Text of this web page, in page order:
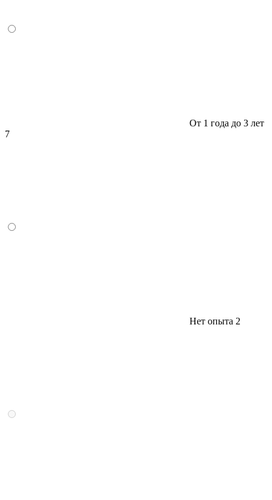
От 1 года до 3 лет
7
Нет опыта 2